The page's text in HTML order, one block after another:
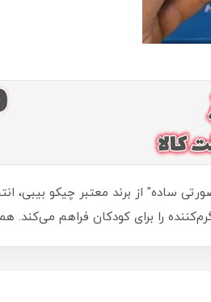
ساده" از برند معتبر چیکو بیبی،
را برای کودکان فراهم